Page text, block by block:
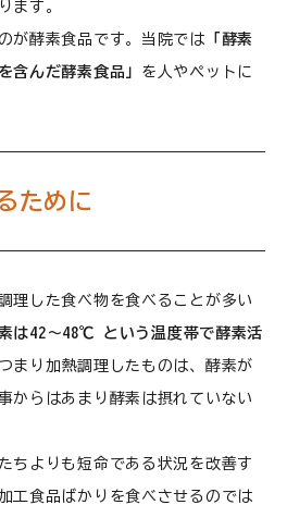
ます。
が酵素食品です。当院では 「酵素
含んだ酵素食品」 を人やペットに
ために
理した食べ物を食べることが多い
は42〜48℃ という温度帯で酵素活
つまり加熱調理したものは、酵素が
からはあまり酵素は摂れていない
ちよりも短命である状況を改善す
工食品ばかりを食べさせるのでは